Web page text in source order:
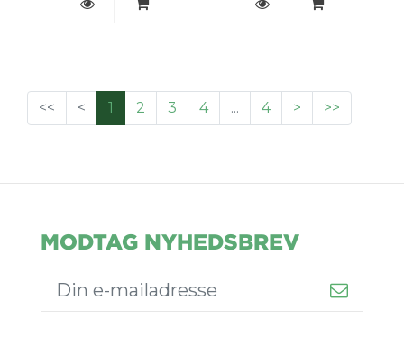
<< < 1 2 3 4 ... 4 > >>
MODTAG NYHEDSBREV